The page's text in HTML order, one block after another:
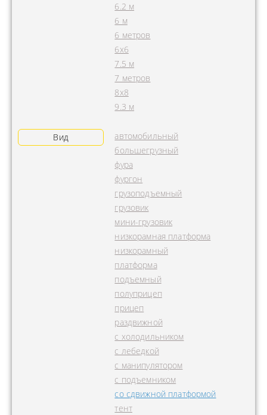
6.2 м
6 м
6 метров
6х6
7.5 м
7 метров
8х8
9.3 м
Вид
автомобильный
большегрузный
фура
фургон
грузоподъемный
грузовик
мини-грузовик
низкорамная платформа
низкорамный
платформа
подъемный
полуприцеп
прицеп
раздвижной
с холодильником
с лебедкой
с манипулятором
с подъемником
со сдвижной платформой
тент